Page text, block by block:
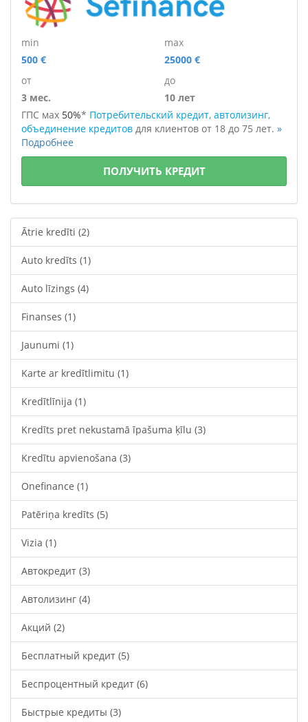
min
500 €
max
25000 €
от
3 мес.
до
10 лет
ГПС мах 50%* Потребительский кредит, автолизинг,
объединение кредитов для клиентов от 18 до 75 лет. »
Подробнее
ПОЛУЧИТЬ КРЕДИТ
Ātrie kredīti (2)
Auto kredīts (1)
Auto līzings (4)
Finanses (1)
Jaunumi (1)
Karte ar kredītlimitu (1)
Kredītlīnija (1)
Kredīts pret nekustamā īpašuma ķīlu (3)
Kredītu apvienošana (3)
Onefinance (1)
Patēriņa kredīts (5)
Vizia (1)
Автокредит (3)
Автолизинг (4)
Акций (2)
Бесплатный кредит (5)
Беспроцентный кредит (6)
Быстрые кредиты (3)